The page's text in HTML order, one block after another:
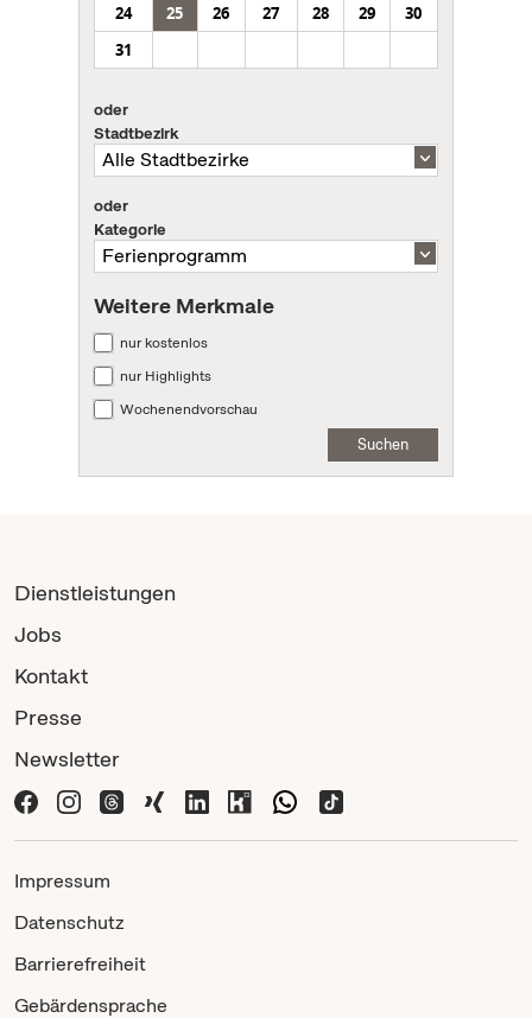
24
25 26 27 28 29
30
31
oder
Stadtbezirk
oder
Kategorie
Weitere Merkmale
nur kostenlos
nur Highlights
Wochenendvorschau
Suchen
Dienstleistungen
Jobs
Kontakt
Presse
Newsletter
Impressum
Datenschutz
Barrierefreiheit
Gebärdensprache